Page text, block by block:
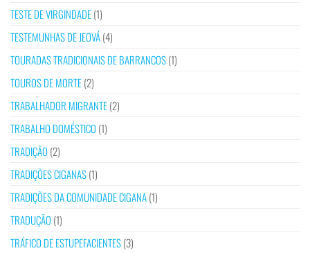
TESTE DE VIRGINDADE(1)
TESTEMUNHAS DE JEOVÁ(4)
TOURADAS TRADICIONAIS DE BARRANCOS(1)
TOUROS DE MORTE(2)
TRABALHADOR MIGRANTE(2)
TRABALHO DOMÉSTICO (1)
TRADIÇÃO (2)
TRADIÇÕES CIGANAS(1)
TRADIÇÕES DA COMUNIDADE CIGANA(1)
TRADUÇÃO (1)
TRÁFICO DE ESTUPEFACIENTES(3)